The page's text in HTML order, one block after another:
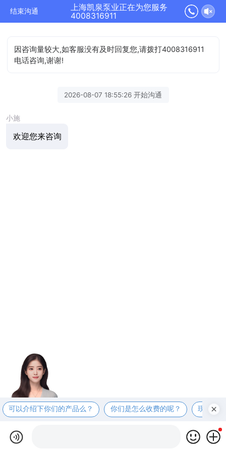
结束沟通
上海凯泉泵业正在为您服务
4008316911
因咨询量较大,如客服没有及时回复您,请拨打4008316911
电话咨询,谢谢!
2026-08-07 18:55:26 开始沟通
小施
欢迎您来咨询
可以介绍下你们的产品么？ 你们是怎么收费的呢？ 现在有